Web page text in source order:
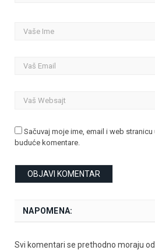
Sačuvaj moje ime, email i web
buduće komentare.
NAPOMENA:
Svi komentari se prethodno moraju